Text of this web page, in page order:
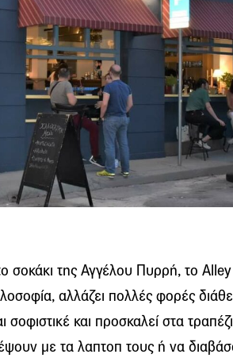
σοκάκι της Αγγέλου Πυρρή, το
αλλάζει πολλές φορές
και προσκαλεί στα
με τα λαπτοπ τους ή να